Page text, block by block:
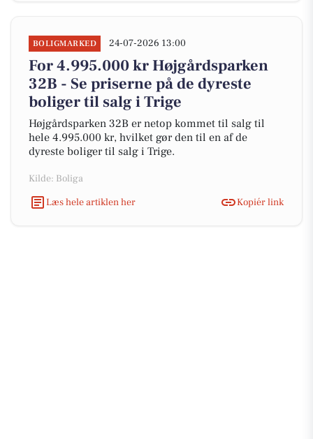
BOLIGMARKED 24-07-2026 13:00
For 4.995.000 kr Højgårdsparken
32B - Se priserne på de dyreste
boliger til salg i Trige
Højgårdsparken 32B er netop kommet til salg til
hele 4.995.000 kr, hvilket gør den til en af de
dyreste boliger til salg i Trige.
Kilde: Boliga
Læs hele artiklen her
Kopiér link